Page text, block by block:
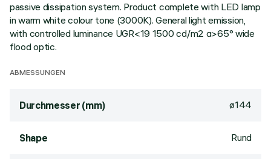
passive dissipation system. Product complete with LED lamp
in warm white colour tone (3000K). General light emission,
with controlled luminance UGR<19 1500 cd/m2 α>65° wide
flood optic.
ABMESSUNGEN
Durchmesser (mm) ø144
Shape Rund